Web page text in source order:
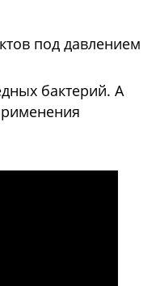
под давлением
бактерий. А